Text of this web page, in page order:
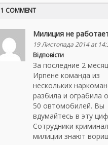
1 COMMENT
Милиция не
19 Листопада 2014 at
Відповісти
За последние 2
Ирпене команда из
нескольких
разбила и ограбила
50 овтомобилей. Вы
вдумайтесь в эту
Сотрудники
милиции знают